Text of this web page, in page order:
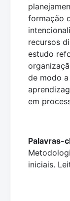
formação
recursos
estudo
de modo
em
Palavras-
iniciais.